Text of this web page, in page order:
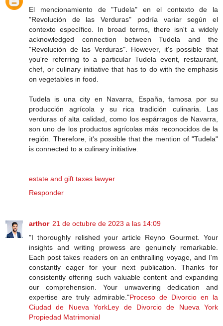
El mencionamiento de "Tudela" en el contexto de la
"Revolución de las Verduras" podría variar según el
contexto específico. In broad terms, there isn't a widely
acknowledged connection between Tudela and the
"Revolución de las Verduras". However, it's possible that
you're referring to a particular Tudela event, restaurant,
chef, or culinary initiative that has to do with the emphasis
on vegetables in food.
Tudela is una city en Navarra, España, famosa por su
producción agrícola y su rica tradición culinaria. Las
verduras of alta calidad, como los espárragos de Navarra,
son uno de los productos agrícolas más reconocidos de la
región. Therefore, it's possible that the mention of "Tudela"
is connected to a culinary initiative.
estate and gift taxes lawyer
Responder
arthor 21 de octubre de 2023 a las 14:09
"I thoroughly relished your article Reyno Gourmet. Your
insights and writing prowess are genuinely remarkable.
Each post takes readers on an enthralling voyage, and I'm
constantly eager for your next publication. Thanks for
consistently offering such valuable content and expanding
our comprehension. Your unwavering dedication and
expertise are truly admirable."Proceso de Divorcio en la
Ciudad de Nueva YorkLey de Divorcio de Nueva York
Propiedad Matrimonial